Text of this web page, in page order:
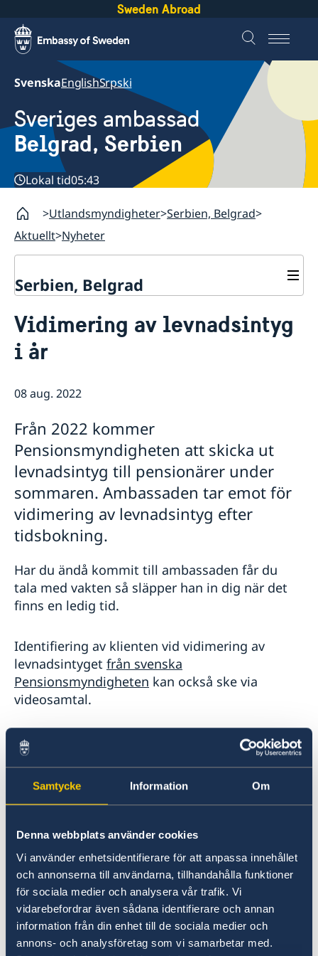
Samtycke Information Om
Denna webbplats använder cookies
Vi använder enhetsidentifierare för att anpassa innehållet
och annonserna till användarna, tillhandahålla funktioner
för sociala medier och analysera vår trafik. Vi
vidarebefordrar även sådana identifierare och annan
information från din enhet till de sociala medier och
annons- och analysföretag som vi samarbetar med.
Sweden Abroad
SvenskaEnglishSrpski
Sveriges ambassad
Belgrad, Serbien
Lokal tid05:43
Utlandsmyndigheter Serbien, Belgrad
Aktuellt Nyheter
Serbien, Belgrad
Sveriges ambassadör
Kontakt
Så stöttar vi svenska företag
Team Sweden
Så kan du få stöd
Svenska företag i Serbien
Anmäl handelshinder
Nyheter
Val 2026 – riksdag, region och kommun
Protester
Ansökningar om Schengenvisum - förändringar
Adoptionsfrågor
Sveriges utvecklingssamarbete i Serbien
Vidimering av levnadsintyg
i år
08 aug. 2022
Från 2022 kommer
Pensionsmyndigheten att skicka ut
levnadsintyg till pensionärer under
sommaren. Ambassaden tar emot för
vidimering av levnadsintyg efter
tidsbokning.
Har du ändå kommit till ambassaden får du
tala med vakten så släpper han in dig när det
finns en ledig tid.
Identifiering av klienten vid vidimering av
levnadsintyget från svenska
Pensionsmyndigheten kan också ske via
videosamtal.
Klienten behöver i så fall skicka följande till
ambassaden med vanlig post:
Levnadsintyg;
kopia på sin giltiga ID-handling (pass eller
ID-kort);
mobilnummer som ambassaden kan
kontakta klienten på för videosamtal (via
Viber eller Whatsapp).